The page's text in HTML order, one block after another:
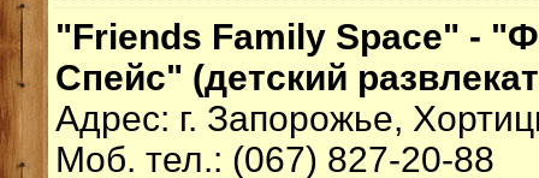
"Friends Family Space" -
Спейс" (детский
Адрес: г. Запорожье,
Моб. тел.: (067) 827-20-88